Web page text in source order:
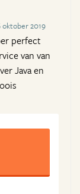
oktober 2019
perfect
van van
Java en